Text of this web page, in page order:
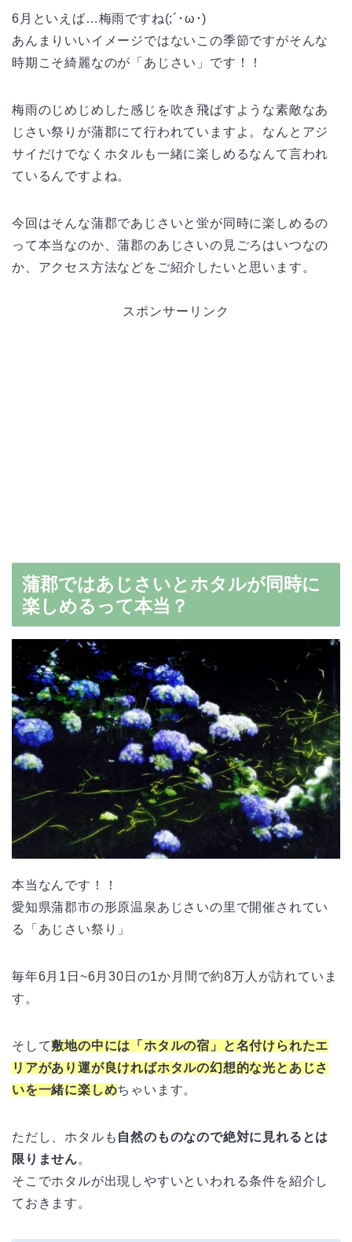
6月といえば…梅雨ですね(;´･ω･)
あんまりいいイメージではないこの季節ですがそんな
時期こそ綺麗なのが「あじさい」です！！
梅雨のじめじめした感じを吹き飛ばすような素敵なあ
じさい祭りが蒲郡にて行われていますよ。なんとアジ
サイだけでなくホタルも一緒に楽しめるなんて言われ
ているんですよね。
今回はそんな蒲郡であじさいと蛍が同時に楽しめるの
って本当なのか、蒲郡のあじさいの見ごろはいつなの
か、アクセス方法などをご紹介したいと思います。
スポンサーリンク
蒲郡ではあじさいとホタルが同時に
楽しめるって本当？
本当なんです！！
愛知県蒲郡市の形原温泉あじさいの里で開催されてい
る「あじさい祭り」
毎年6月1日~6月30日の1か月間で約8万人が訪れていま
す。
そして敷地の中には「ホタルの宿」と名付けられたエ
リアがあり運が良ければホタルの幻想的な光とあじさ
いを一緒に楽しめちゃいます。
ただし、ホタルも 自然のものなので絶対に見れるとは
限りません。
そこでホタルが出現しやすいといわれる条件を紹介し
ておきます。